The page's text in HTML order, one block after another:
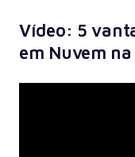
Vídeo: 5
em Nuvem